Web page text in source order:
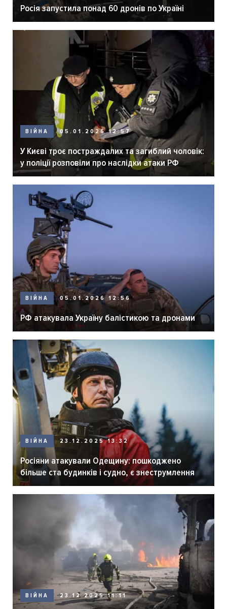
Росія запустила понад 60 дронів по Україні
ВІЙНА 05.01.2026 12:57
У Києві троє постраждалих та загиблий чоловік:
у поліції розповіли про наслідки атаки РФ
ВІЙНА 05.01.2026 12:56
РФ атакувала Україну балістикою та дронами
ВІЙНА 23.12.2025 13:32
Росіяни атакували Одещину: пошкоджено
більше ста будинків і судно, є знеструмлення
ВІЙНА 23.12.2025 11:11